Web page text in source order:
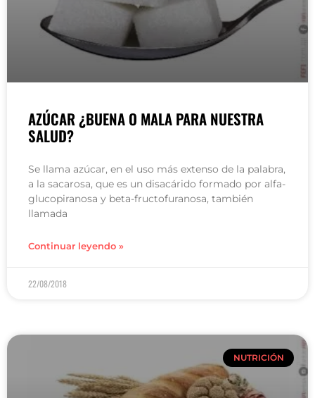
AZÚCAR ¿BUENA O MALA PARA NUESTRA
SALUD?
Se llama azúcar, en el uso más extenso de la palabra,
a la sacarosa, que es un disacárido formado por alfa-
glucopiranosa y beta-fructofuranosa, también
llamada
Continuar leyendo »
22/08/2018
NUTRICIÓN